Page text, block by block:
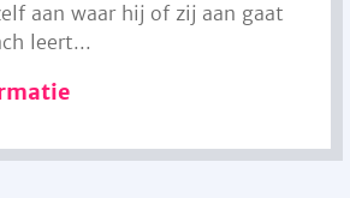
aan waar hij of zij aan gaat
leert...